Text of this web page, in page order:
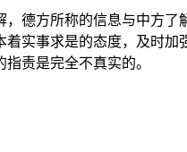
德方所称的信息与中方了
实事求是的态度，及时加
责是完全不真实的。